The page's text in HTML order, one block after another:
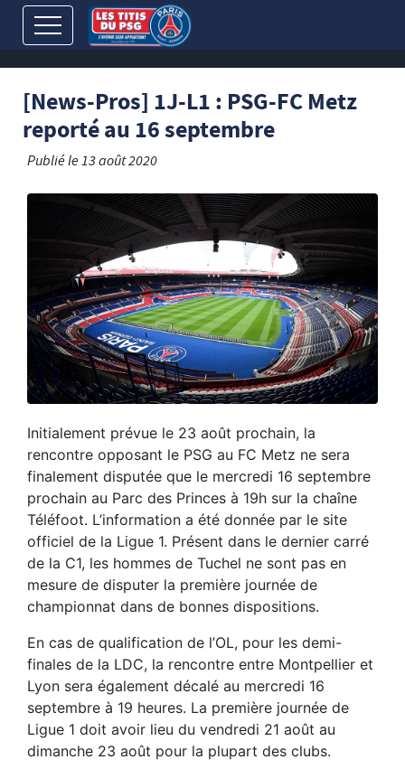
[News-Pros] 1J-L1 : PSG-FC Metz
reporté au 16 septembre
Publié le13 août 2020
Initialement prévue le 23 août prochain, la
rencontre opposant le PSG au FC Metz ne sera
finalement disputée que le mercredi 16 septembre
prochain au Parc des Princes à 19h sur la chaîne
Téléfoot. L’information a été donnée par le site
officiel de la Ligue 1. Présent dans le dernier carré
de la C1, les hommes de Tuchel ne sont pas en
mesure de disputer la première journée de
championnat dans de bonnes dispositions.
En cas de qualification de l’OL, pour les demi-
finales de la LDC, la rencontre entre Montpellier et
Lyon sera également décalé au mercredi 16
septembre à 19 heures. La première journée de
Ligue 1 doit avoir lieu du vendredi 21 août au
dimanche 23 août pour la plupart des clubs.